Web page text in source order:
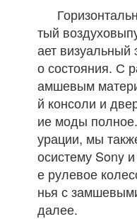
тый
ает
о состояния. С
амшевым
й консоли и
ие моды
урации, мы
осистему Sony
е рулевое
нья с
далее.